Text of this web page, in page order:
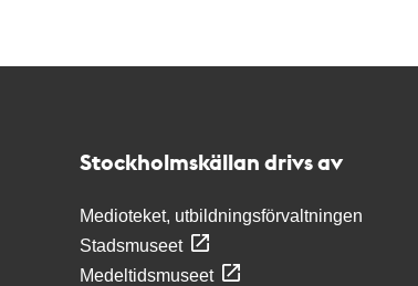
Stockholmskällan drivs av
Medioteket, utbildningsförvaltningen
Stadsmuseet
Medeltidsmuseet